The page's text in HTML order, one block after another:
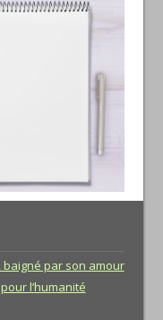
par son amour
pour l’humanité